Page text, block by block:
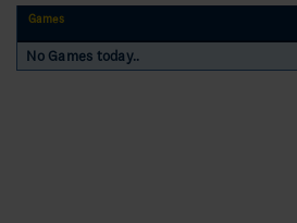
Games
No Games today..